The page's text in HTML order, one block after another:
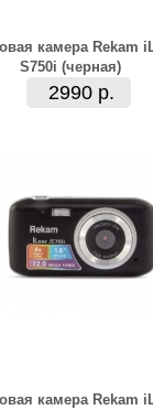
камера Rekam
S750i (черная)
2990 р.
камера Rekam